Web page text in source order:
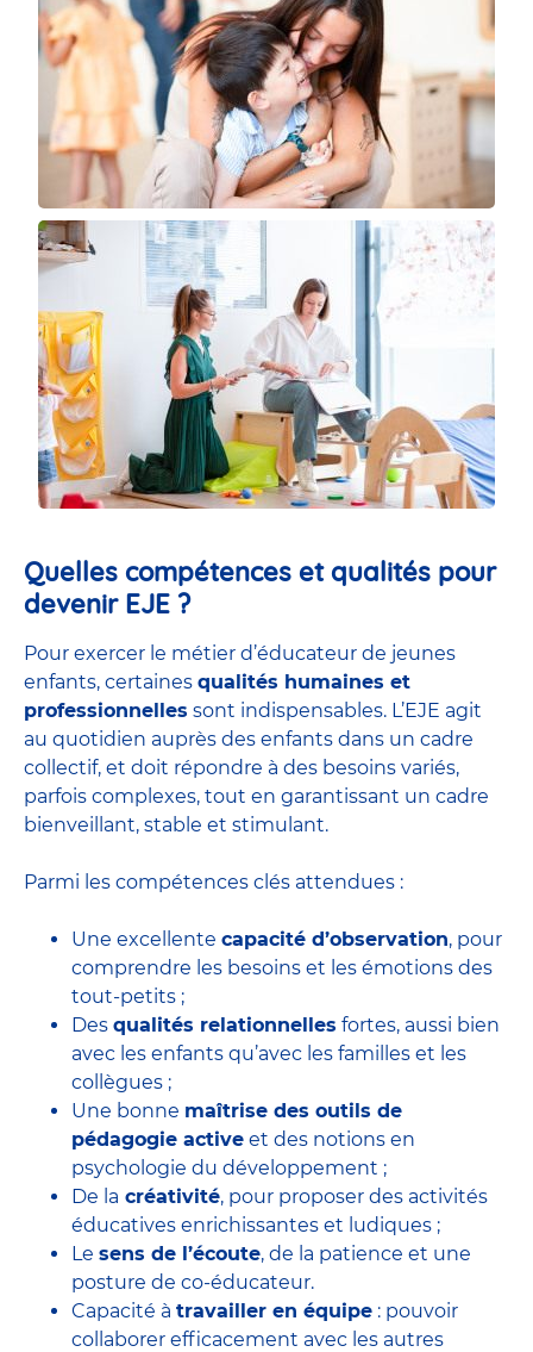
Quelles compétences et qualités pour
devenir EJE ?
Pour exercer le métier d’éducateur de jeunes
enfants, certaines qualités humaines et
professionnelles sont indispensables. L’EJE agit
au quotidien auprès des enfants dans un cadre
collectif, et doit répondre à des besoins variés,
parfois complexes, tout en garantissant un cadre
bienveillant, stable et stimulant.
Parmi les compétences clés attendues :
Une excellente capacité d’observation, pour
comprendre les besoins et les émotions des
tout-petits ;
Des qualités relationnelles fortes, aussi bien
avec les enfants qu’avec les familles et les
collègues ;
Une bonne maîtrise des outils de
pédagogie active et des notions en
psychologie du développement ;
De la créativité, pour proposer des activités
éducatives enrichissantes et ludiques ;
Le sens de l’écoute, de la patience et une
posture de co-éducateur.
Capacité à travailler en équipe : pouvoir
collaborer efficacement avec les autres